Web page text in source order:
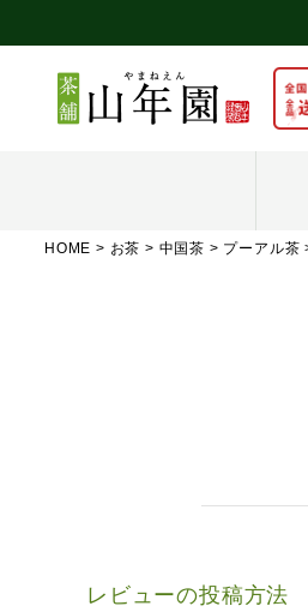
HOME お茶 中国茶 プーアル茶
レビューの投稿方法